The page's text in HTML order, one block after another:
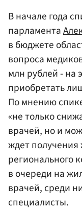
В начале года
парламента
в бюджете
вопроса
млн рублей - на
приобретать
По мнению
«не только
врачей, но и
ждет
регионального
в очереди на
врачей, среди
специалисты.